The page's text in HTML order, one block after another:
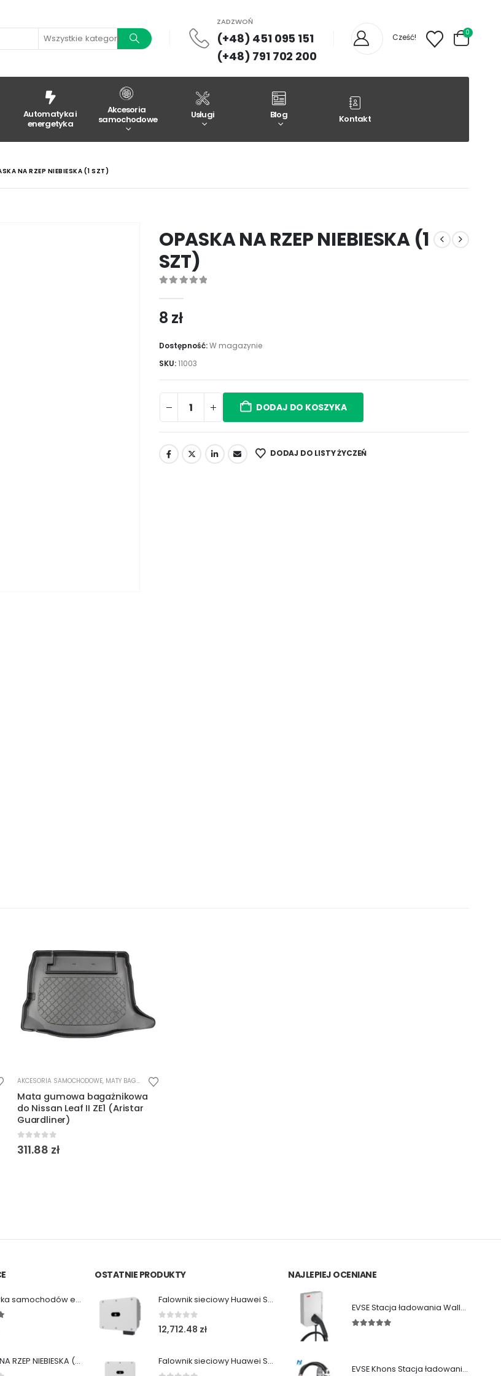
Wszystkie kategorie
ZADZWOŃ
(+48) 451 095 151
(+48) 791 702 200
Cześć! 0
Automatyka i
energetyka
Akcesoria
samochodowe
Usługi Blog Kontakt
NA RZEP NIEBIESKA (1 SZT)
OPASKA NA RZEP NIEBIESKA (1
SZT)
8 zł
Dostępność:W magazynie
SKU:11003
DODAJ DO KOSZYKA
DODAJ DO LISTY ŻYCZEŃ
AKCESORIA SAMOCHODOWE, MATY BAGAŻNIKOWE
Mata gumowa bagażnikowa
do Nissan Leaf II ZE1 (Aristar
Guardliner)
0out of 5
311.88 zł
Ładowarka samochodów elektrycznych Green Cell Habu (11kW | Type 2 | 7m)
of 5
OPASKA NA RZEP NIEBIESKA (1 SZT)
OSTATNIE PRODUKTY
Falownik sieciowy Huawei SUN2000-36KTL-M3
0out of 5
12,712.48 zł
Falownik sieciowy Huawei SUN2000-50KTL-M3
NAJLEPIEJ OCENIANE
EVSE Stacja ładowania Wallbox ABB Terra AC (11/22 kW|Gniazdo|Kabel)
EVSE Khons Stacja ładowania Samochodów (11kW|Typ2|RCD B)